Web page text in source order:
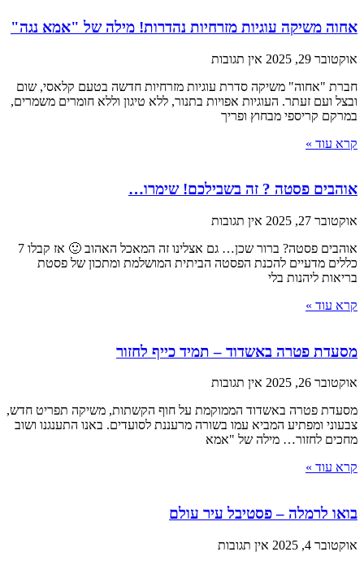
אחוה משיקה עוגיות מזרחיות נהדרות! מילה של "אמא נגה"
אוקטובר 29, 2025
אין תגובות
חברת "אחוה" משיקה סדרת עוגיות מזרחיות חדשה בטעם קלאסי, שום
ובצל ועם זעתר. העוגיות אפויות בתנור, ללא טיגון וללא חומרים משמרים,
במרקם קריספי מבחוץ ופריך
קרא עוד »
אוהבים פסטה ? זה בשבילכם! שימרו…
אוקטובר 27, 2025
אין תגובות
אוהבים פסטה? ברור שכן… גם אצלינו זה המאכל האהוב 🙂 אז קבלו 7
כללים מדעיים להכנת הפסטה הביתית המושלמת ומתכון של פסטת
בריאות ליהנות בלי
קרא עוד »
מסעדת פטרה באשדוד – תמיד כייף לחזור
אוקטובר 26, 2025
אין תגובות
מסעדת פטרה באשדוד הממוקמת על חוף הקשתות, משיקה תפריט חדש,
צבעוני ומפתיע המביא עמו בשורה מרעננת לסועדים. באנו התענגנו ושוב
מחכים לחזור… מילה של "אמא
קרא עוד »
בואו לרמלה – פסטיבל עיר עולם
אוקטובר 4, 2025
אין תגובות